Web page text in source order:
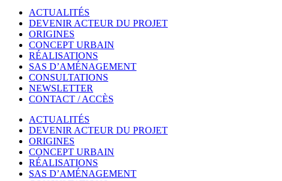
ACTUALITÉS
DEVENIR ACTEUR DU PROJET
ORIGINES
CONCEPT URBAIN
RÉALISATIONS
SAS D’AMÉNAGEMENT
CONSULTATIONS
NEWSLETTER
CONTACT / ACCÈS
ACTUALITÉS
DEVENIR ACTEUR DU PROJET
ORIGINES
CONCEPT URBAIN
RÉALISATIONS
SAS D’AMÉNAGEMENT